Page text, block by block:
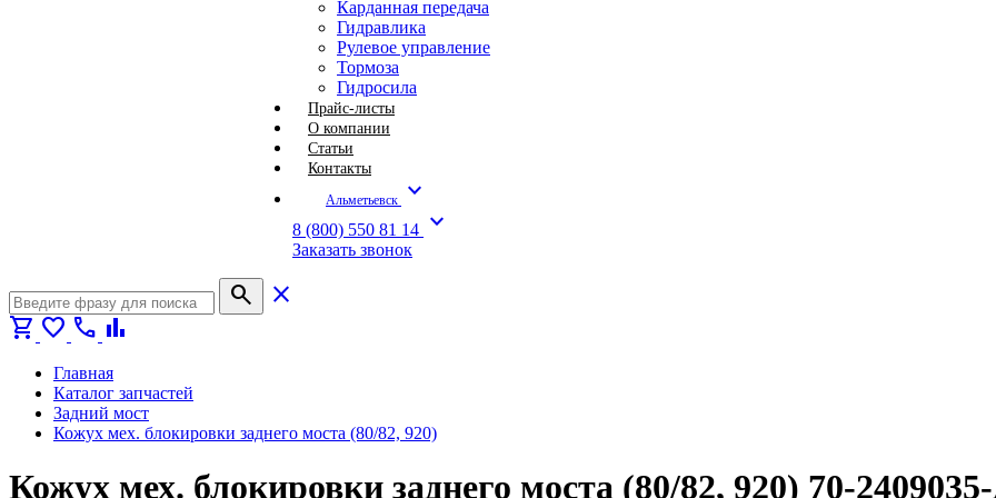
Карданная передача
Гидравлика
Рулевое управление
Тормоза
Гидросила
Прайс-листы
О компании
Статьи
Контакты
Альметьевск expand_more
8 (800) 550 81 14 expand_more
Заказать звонок
search
close
shopping_cart favorite call bar_chart
Главная
Каталог запчастей
Задний мост
Кожух мех. блокировки заднего моста (80/82, 920)
Кожух мех. блокировки заднего моста (80/82, 920) 70-